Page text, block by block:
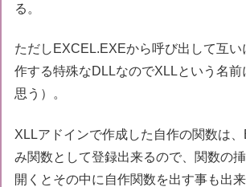
る。
ただしEXCEL.EXEから呼び出して互い
作する特殊なDLLなのでXLLという名前
思う）。
XLLアドインで作成した自作の関数は
み関数として登録出来るので、関数の
開くとその中に自作関数を出す事も出来